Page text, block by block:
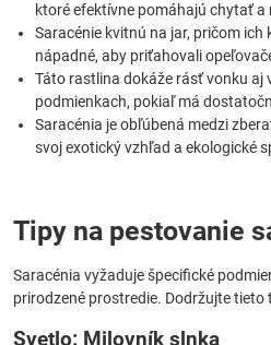
ktoré efektívne pomáhajú chytať a
Saracénie kvitnú na jar, pričom ich
nápadné, aby priťahovali
Táto rastlina dokáže rásť vonku aj
podmienkach, pokiaľ má
Saracénia je obľúbená medzi
svoj exotický vzhľad a ekologické
Tipy na pestovanie
Saracénia vyžaduje špecifické
prirodzené prostredie. Dodržujte tieto
Svetlo: Milovník slnka